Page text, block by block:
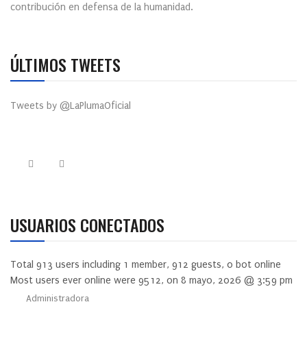
contribución en defensa de la humanidad.
ÚLTIMOS TWEETS
Tweets by @LaPlumaOficial
USUARIOS CONECTADOS
Total 913 users including 1 member, 912 guests, 0 bot online
Most users ever online were 9512, on 8 mayo, 2026 @ 3:59 pm
Administradora